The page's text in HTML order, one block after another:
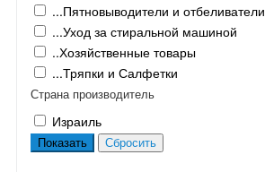
...Пятновыводители и отбеливатели
...Уход за стиральной машиной
..Хозяйственные товары
...Тряпки и Салфетки
Страна производитель
Израиль